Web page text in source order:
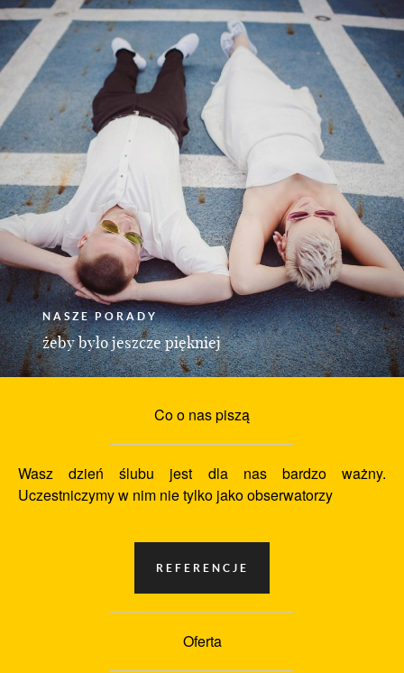
NASZE PORADY
żeby było jeszcze piękniej
Co o nas piszą
Wasz dzień ślubu jest dla nas bardzo ważny.
Uczestniczymy w nim nie tylko jako obserwatorzy
Oferta